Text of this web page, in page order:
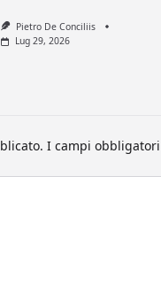
Pietro De Conciliis
Lug 29, 2026
I campi